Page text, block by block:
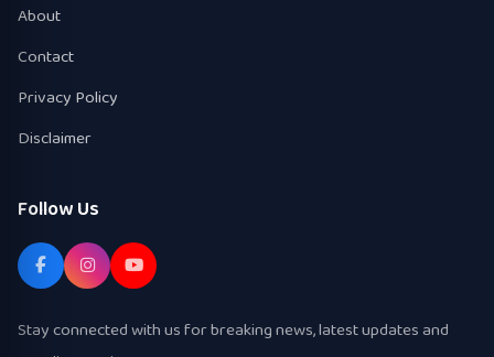
About
Contact
Privacy Policy
Disclaimer
Follow Us
Stay connected with us for breaking news, latest updates and